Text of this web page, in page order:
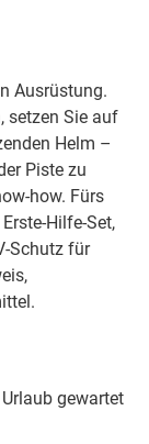
Ausrüstung.
setzen Sie auf
Helm –
Piste zu
how. Fürs
Hilfe-Set,
Schutz für
gewartet